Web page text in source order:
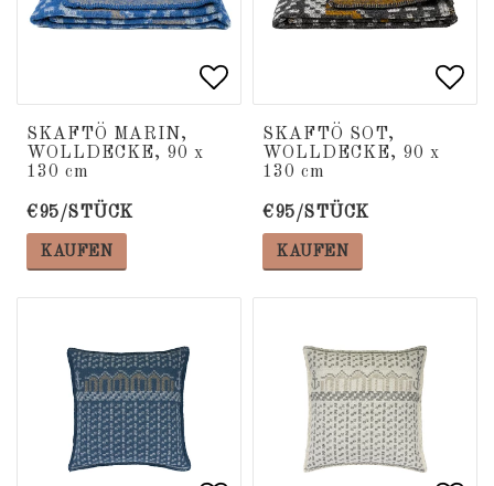
Add to list of favorites
Add to list of favorites
SKAFTÖ MARIN,
WOLLDECKE, 90 x
130 cm
€95/STÜCK
KAUFEN
SKAFTÖ SOT,
WOLLDECKE, 90 x
130 cm
€95/STÜCK
KAUFEN